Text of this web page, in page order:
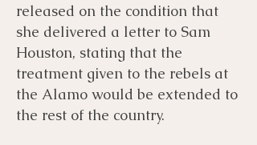
released on the condition that
she delivered a letter to Sam
Houston, stating that the
treatment given to the rebels at
the Alamo would be extended to
the rest of the country.